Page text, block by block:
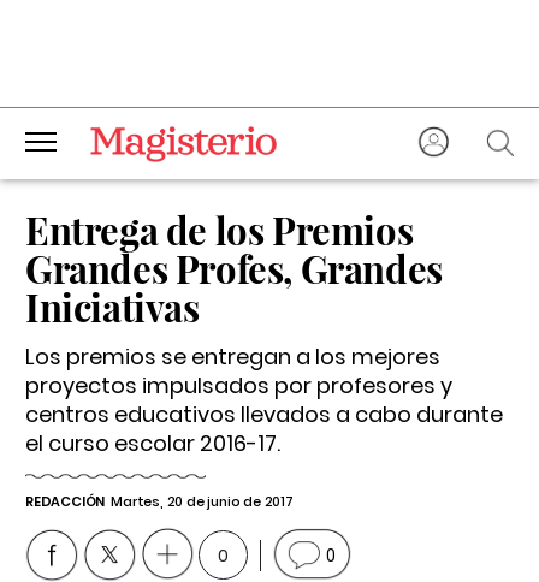
Entrega de los Premios
Grandes Profes, Grandes
Iniciativas
Los premios se entregan a los mejores
proyectos impulsados por profesores y
centros educativos llevados a cabo durante
el curso escolar 2016-17.
REDACCIÓN Martes, 20 de junio de 2017
0 0